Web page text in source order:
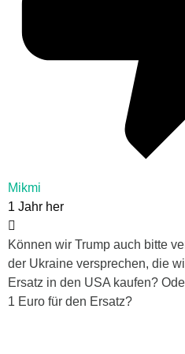
Mikmi
1 Jahr her
Können wir Trump auch bitte
der Ukraine versprechen, die
Ersatz in den USA kaufen?
1 Euro für den Ersatz?